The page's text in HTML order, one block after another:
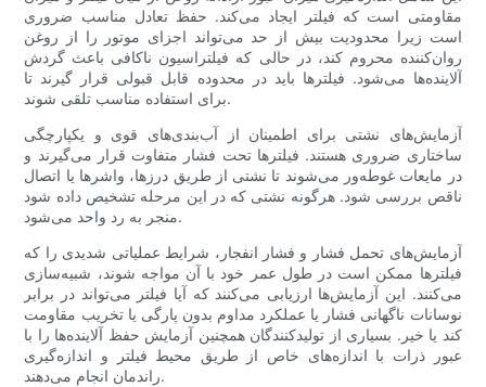
مقاومتی است که فیلتر ایجاد می‌کند. حفظ تعادل مناسب ضروری
است زیرا محدودیت بیش از حد می‌تواند اجزای موتور را از روغن
روان‌کننده محروم کند، در حالی که فیلتراسیون ناکافی باعث گردش
آلاینده‌ها می‌شود. فیلترها باید در محدوده قابل قبولی قرار گیرند تا
برای استفاده مناسب تلقی شوند.
آزمایش‌های نشتی برای اطمینان از آب‌بندی‌های قوی و یکپارچگی
ساختاری ضروری هستند. فیلترها تحت فشار متفاوت قرار می‌گیرند و
در مایعات غوطه‌ور می‌شوند تا نشتی از طریق درزها، واشرها یا اتصال
ناقص بررسی شود. هرگونه نشتی که در این مرحله تشخیص داده شود
منجر به رد واحد می‌شود.
آزمایش‌های تحمل فشار و فشار انفجار، شرایط عملیاتی شدیدی را که
فیلترها ممکن است در طول عمر خود با آن مواجه شوند، شبیه‌سازی
می‌کنند. این آزمایش‌ها ارزیابی می‌کنند که آیا فیلتر می‌تواند در برابر
نوسانات ناگهانی فشار یا عملکرد مداوم بدون پارگی یا تخریب مقاومت
کند یا خیر. بسیاری از تولیدکنندگان همچنین آزمایش حفظ آلاینده‌ها را با
عبور ذرات با اندازه‌های خاص از طریق محیط فیلتر و اندازه‌گیری
راندمان انجام می‌دهند.